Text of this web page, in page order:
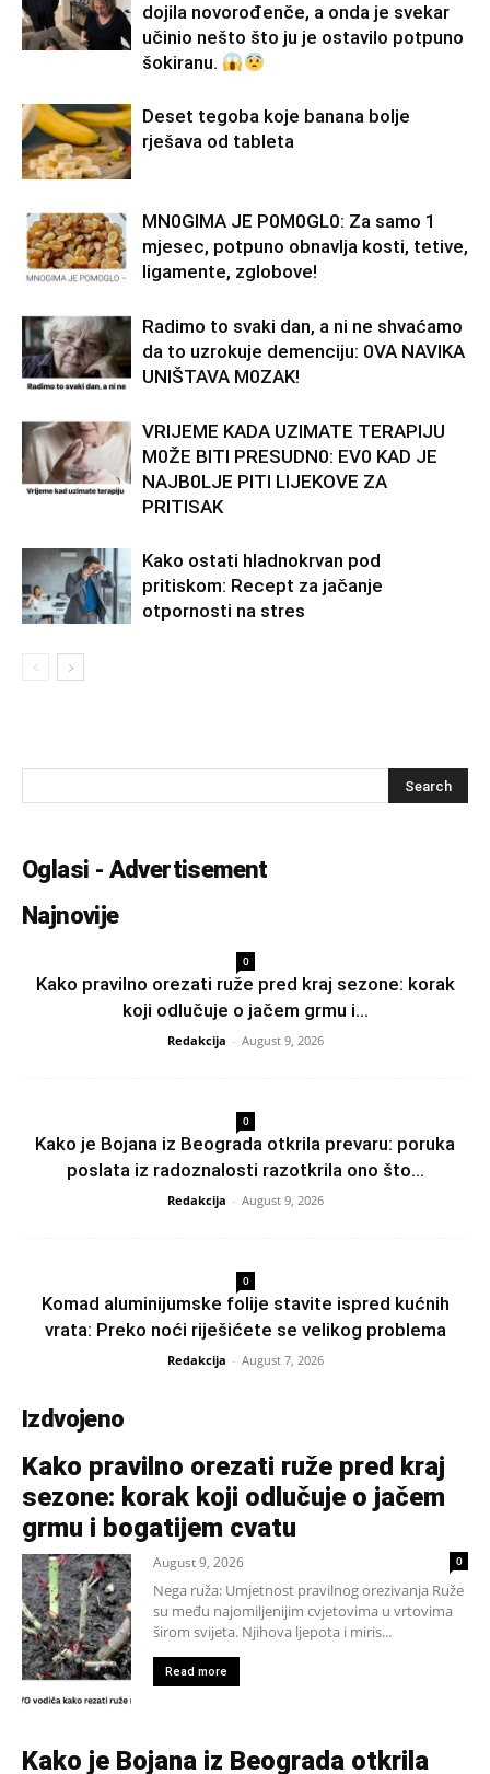
dojila novorođenče, a onda je svekar
učinio nešto što ju je ostavilo potpuno
šokiranu.
Deset tegoba koje banana bolje
rješava od tableta
MN0GIMA JE P0M0GL0: Za samo 1
mjesec, potpuno obnavlja kosti, tetive,
ligamente, zglobove!
Radimo to svaki dan, a ni ne shvaćamo
da to uzrokuje demenciju: 0VA NAVIKA
UNlŠTAVA M0ZAK!
VRlJEME KADA UZlMATE TERAPlJU
M0ŽE BlTl PRESUDN0: EV0 KAD JE
NAJB0LJE PITI LIJEKOVE ZA
PRITISAK
Kako ostati hladnokrvan pod
pritiskom: Recept za jačanje
otpornosti na stres
Oglasi - Advertisement
Najnovije
0
Kako pravilno orezati ruže pred kraj sezone: korak
koji odlučuje o jačem grmu i...
Redakcija - August 9, 2026
0
Kako je Bojana iz Beograda otkrila prevaru: poruka
poslata iz radoznalosti razotkrila ono što...
Redakcija - August 9, 2026
0
Komad aluminijumske folije stavite ispred kućnih
vrata: Preko noći riješićete se velikog problema
Redakcija - August 7, 2026
Izdvojeno
Kako pravilno orezati ruže pred kraj
sezone: korak koji odlučuje o jačem
grmu i bogatijem cvatu
August 9, 2026 0
Nega ruža: Umjetnost pravilnog orezivanja Ruže
su među najomiljenijim cvjetovima u vrtovima
širom svijeta. Njihova ljepota i miris...
Read more
Kako je Bojana iz Beograda otkrila